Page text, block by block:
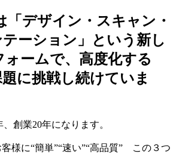
デザイン・スキャン・
テーション」という新し
ームで、高度化する
に挑戦し続けていま
創業20年になります。
様に“簡単”“速い”“高品質” この３つ